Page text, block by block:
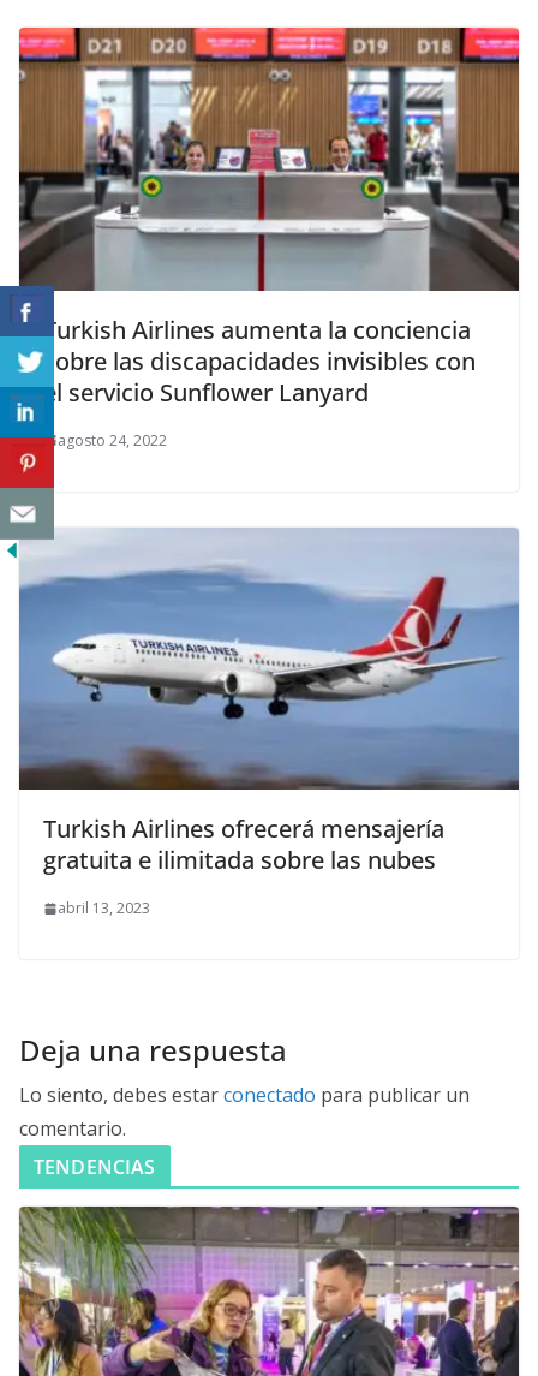
Turkish Airlines aumenta la conciencia
sobre las discapacidades invisibles con
el servicio Sunflower Lanyard
agosto 24, 2022
Turkish Airlines ofrecerá mensajería
gratuita e ilimitada sobre las nubes
abril 13, 2023
Deja una respuesta
Lo siento, debes estarconectado para publicar un
comentario.
TENDENCIAS